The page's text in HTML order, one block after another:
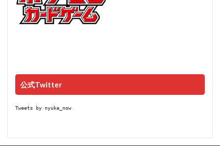
公式Twitter
Tweets by nyuka_now